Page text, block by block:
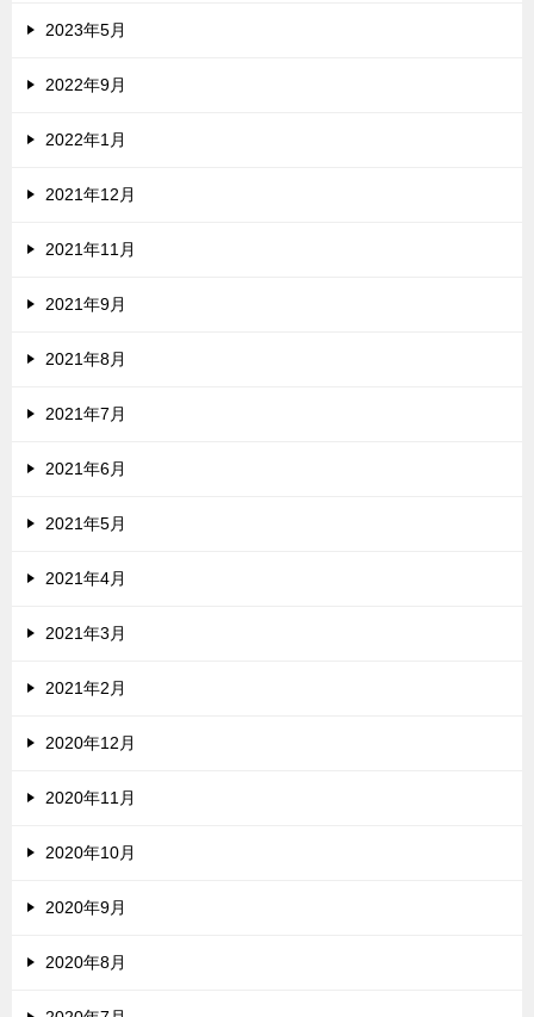
2023年5月
2022年9月
2022年1月
2021年12月
2021年11月
2021年9月
2021年8月
2021年7月
2021年6月
2021年5月
2021年4月
2021年3月
2021年2月
2020年12月
2020年11月
2020年10月
2020年9月
2020年8月